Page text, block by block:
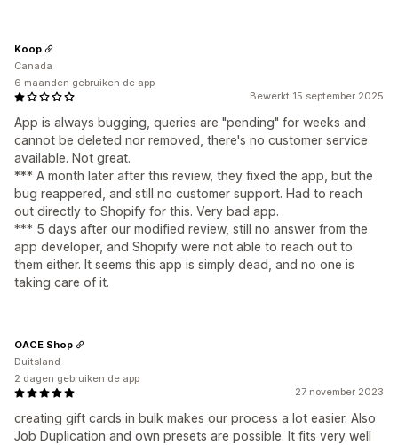
Bewerkt 15 september 2025
App is always bugging, queries are "pending" for weeks and
cannot be deleted nor removed, there's no customer service
available. Not great.
*** A month later after this review, they fixed the app, but the
bug reappered, and still no customer support. Had to reach
out directly to Shopify for this. Very bad app.
*** 5 days after our modified review, still no answer from the
app developer, and Shopify were not able to reach out to
them either. It seems this app is simply dead, and no one is
taking care of it.
Koop
Canada
6 maanden gebruiken de app
27 november 2023
creating gift cards in bulk makes our process a lot easier. Also
Job Duplication and own presets are possible. It fits very well
OACE Shop
Duitsland
2 dagen gebruiken de app